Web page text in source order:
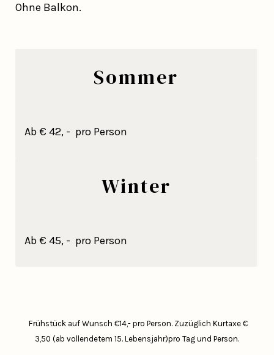
Ohne Balkon.
Sommer
Ab € 42, - pro Person
Winter
Ab € 45, - pro Person
Frühstück auf Wunsch €14,- pro Person.Zuzüglich Kurtaxe €
3,50 (ab vollendetem 15. Lebensjahr)pro Tag und Person.